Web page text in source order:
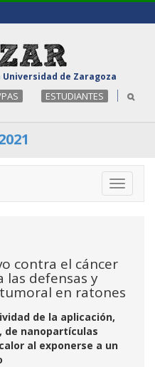
Universidad de Zaragoza
ESTUDIANTES
Toggle
contra el cáncer
las defensas y
en ratones
de la aplicación,
nanopartículas
al exponerse a un